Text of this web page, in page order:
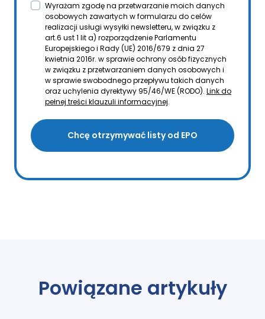
Wyrażam zgodę na przetwarzanie moich danych
osobowych zawartych w formularzu do celów
realizacji usługi wysyłki newsletteru, w związku z
art.6 ust 1 lit a) rozporządzenie Parlamentu
Europejskiego i Rady (UE) 2016/679 z dnia 27
kwietnia 2016r. w sprawie ochrony osób fizycznych
w związku z przetwarzaniem danych osobowych i
w sprawie swobodnego przepływu takich danych
oraz uchylenia dyrektywy 95/46/WE (RODO). Link do
pełnej treści klauzuli informacyjnej.
Chcę otrzymywać listy od EPO
Powiązane artykuły